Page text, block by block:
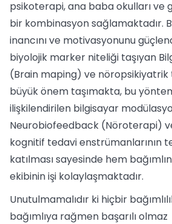
psikoterapi, ana baba okulları ve
bir kombinasyon sağlamaktadır.
inancını ve motivasyonunu
biyolojik marker niteliği taşıyan
(Brain maping) ve
büyük önem taşımakta, bu
ilişkilendirilen bilgisayar
Neurobiofeedback (Nöroterapi)
kognitif tedavi enstrümanlarının
katılması sayesinde hem
ekibinin işi kolaylaşmaktadır.
Unutulmamalıdır ki hiçbir
bağımlıya rağmen başarılı olmaz